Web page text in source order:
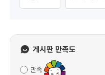
게시판 만족도
만족